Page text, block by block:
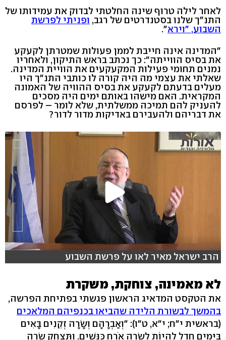
לאחר לילה טרוף שינה החלטתי לבדוק את עמידותו של
התנ"ך שלנו בסטנדרטים של רגב, ופניתי לפרשת
השבוע, "וירא".
"המדינה אינה חייבת לממן פעולות שמטרתן לקעקע
את בסיס הווייתה": כך נכתב בראש התיקון, ולאחריו
נמנים תחומי פעילות המקעקעים את הוויית המדינה.
שאלתי את עצמי מה היה קורה לו כותבי התנ"ך היו
מעלים בדעתם לקעקע את בסיס ההוויה של האמונה
המקראית. האם מישהו באותם ימים היה מסכים
להעניק להם תמיכה ממשלתית, שלא לומר – לפרסם
את דבריהם ולהעבירם באדיקות מדור לדור?
הרב ישראל מאיר לאו על פרשת השבוע
לא מאמינה, צוחקת, משקרת
את הטקסט המדאיג הראשון פגשתי בפתיחת הפרשה,
בהמשך לבשורת הלידה שהביאו בכנפיהם המלאכים
(בראשית י"ח; י"א, ט"ו): "וְאַבְרָהָם וְשָׂרָה זְקֵנִים בָּאִים
בַּיָּמִים חָדַל לִהְיוֹת לְשָׂרָה אֹרַח כַּנָּשִׁים. וַתִּצְחַק שָׂרָה